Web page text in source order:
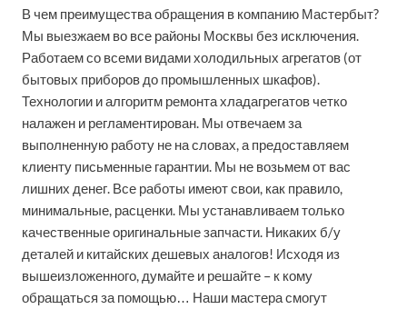
В чем преимущества обращения в компанию Мастербыт?
Мы выезжаем во все районы Москвы без исключения.
Работаем со всеми видами холодильных агрегатов (от
бытовых приборов до промышленных шкафов).
Технологии и алгоритм ремонта хладагрегатов четко
налажен и регламентирован. Мы отвечаем за
выполненную работу не на словах, а предоставляем
клиенту письменные гарантии. Мы не возьмем от вас
лишних денег. Все работы имеют свои, как правило,
минимальные, расценки. Мы устанавливаем только
качественные оригинальные запчасти. Никаких б/у
деталей и китайских дешевых аналогов! Исходя из
вышеизложенного, думайте и решайте – к кому
обращаться за помощью… Наши мастера смогут